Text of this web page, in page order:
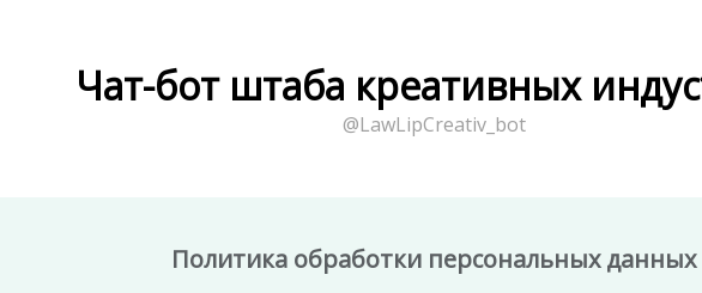
Чат-бот штаба креативных
@LawLipCreativ_bot
Политика обработки персональных данных